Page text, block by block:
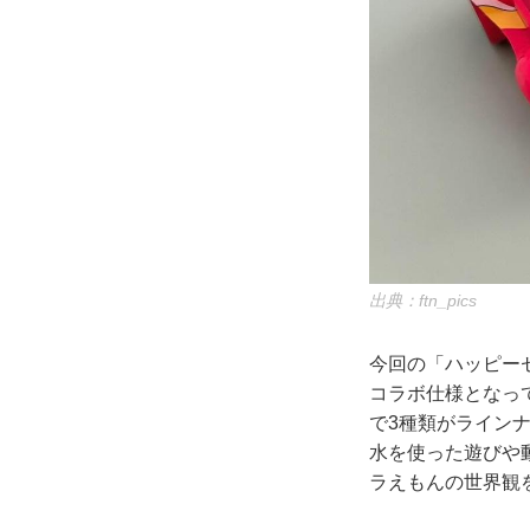
出典：ftn_pics
今回の「ハッピー
コラボ仕様となっ
で3種類がライン
水を使った遊びや
ラえもんの世界観